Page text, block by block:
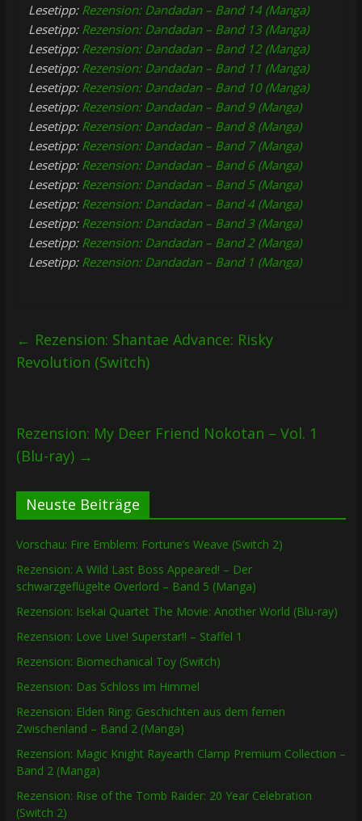
Lesetipp: Rezension: Dandadan – Band 14 (Manga)
Lesetipp: Rezension: Dandadan – Band 13 (Manga)
Lesetipp: Rezension: Dandadan – Band 12 (Manga)
Lesetipp: Rezension: Dandadan – Band 11 (Manga)
Lesetipp: Rezension: Dandadan – Band 10 (Manga)
Lesetipp: Rezension: Dandadan – Band 9 (Manga)
Lesetipp: Rezension: Dandadan – Band 8 (Manga)
Lesetipp: Rezension: Dandadan – Band 7 (Manga)
Lesetipp: Rezension: Dandadan – Band 6 (Manga)
Lesetipp: Rezension: Dandadan – Band 5 (Manga)
Lesetipp: Rezension: Dandadan – Band 4 (Manga)
Lesetipp: Rezension: Dandadan – Band 3 (Manga)
Lesetipp: Rezension: Dandadan – Band 2 (Manga)
Lesetipp: Rezension: Dandadan – Band 1 (Manga)
← Rezension: Shantae Advance: Risky
Revolution (Switch)
Rezension: My Deer Friend Nokotan – Vol. 1
(Blu-ray) →
Neuste Beiträge
Vorschau: Fire Emblem: Fortune’s Weave (Switch 2)
Rezension: A Wild Last Boss Appeared! – Der
schwarzgeflügelte Overlord – Band 5 (Manga)
Rezension: Isekai Quartet The Movie: Another World (Blu-ray)
Rezension: Love Live! Superstar!! – Staffel 1
Rezension: Biomechanical Toy (Switch)
Rezension: Das Schloss im Himmel
Rezension: Elden Ring: Geschichten aus dem fernen
Zwischenland – Band 2 (Manga)
Rezension: Magic Knight Rayearth Clamp Premium Collection –
Band 2 (Manga)
Rezension: Rise of the Tomb Raider: 20 Year Celebration
(Switch 2)